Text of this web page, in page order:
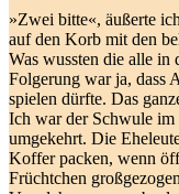
»Zwei bitte«, äußerte
auf den Korb mit den
Was wussten die alle in
Folgerung war ja, dass
spielen dürfte. Das
Ich war der Schwule im
umgekehrt. Die
Koffer packen, wenn
Früchtchen